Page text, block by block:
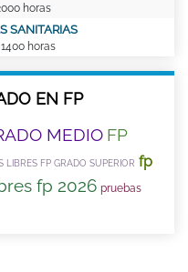
horas
SANITARIAS
horas
EN FP
MEDIO FP
LIBRES FP GRADO SUPERIOR fp
fp 2026 pruebas